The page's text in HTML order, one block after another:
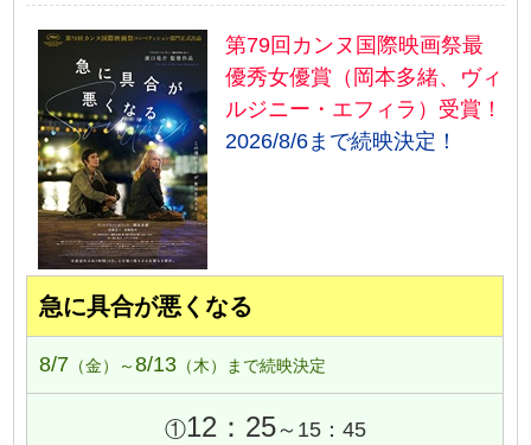
第79回カンヌ国際映画祭最
優秀女優賞（岡本多緒、ヴィ
ルジニー・エフィラ）受賞！
2026/8/6まで続映決定！
急に具合が悪くなる
8/7 （金）～8/13 （木）まで続映決定
①12：25～15：45